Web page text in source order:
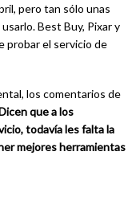
pero tan sólo unas
Best Buy, Pixar y
probar el servicio de
los comentarios de
que a los
todavía les falta la
mejores herramientas